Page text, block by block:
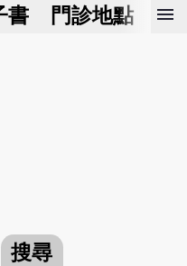
書 門診地點 預
menu
搜尋